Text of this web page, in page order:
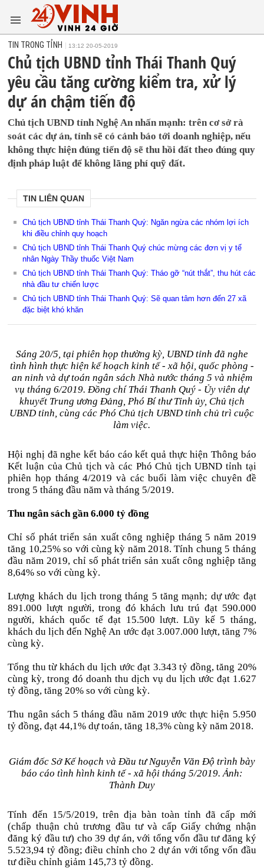
TIN TRONG TỈNH 13:12 20-05-2019
Chủ tịch UBND tỉnh Thái Thanh Quý
yêu cầu tăng cường kiểm tra, xử lý
dự án chậm tiến độ
Chủ tịch UBND tỉnh Nghệ An nhấn mạnh: trên cơ sở rà
soát các dự án, tỉnh sẽ có cảnh báo tới doanh nghiệp, nếu
không thực hiện đúng tiến độ sẽ thu hồi đất theo đúng quy
định pháp luật để không lãng phí quỹ đất.
TIN LIÊN QUAN
Chủ tịch UBND tỉnh Thái Thanh Quý: Ngăn ngừa các nhóm lợi ích
khi điều chỉnh quy hoạch
Chủ tịch UBND tỉnh Thái Thanh Quý chúc mừng các đơn vị y tế
nhân Ngày Thầy thuốc Việt Nam
Chủ tịch UBND tỉnh Thái Thanh Quý: Tháo gỡ “nút thắt”, thu hút các
nhà đầu tư chiến lược
Chủ tịch UBND tỉnh Thái Thanh Quý: Sẽ quan tâm hơn đến 27 xã
đặc biệt khó khăn
Sáng 20/5, tại phiên họp thường kỳ, UBND tỉnh đã nghe
tình hình thực hiện kế hoạch kinh tế - xã hội, quốc phòng -
an ninh và dự toán ngân sách Nhà nước tháng 5 và nhiệm
vụ tháng 6/2019. Đồng chí Thái Thanh Quý - Ủy viên dự
khuyết Trung ương Đảng, Phó Bí thư Tỉnh ủy, Chủ tịch
UBND tỉnh, cùng các Phó Chủ tịch UBND tỉnh chủ trì cuộc
làm việc.
Hội nghị đã nghe kết báo cáo kết quả thực hiện Thông báo
Kết luận của Chủ tịch và các Phó Chủ tịch UBND tỉnh tại
phiên họp tháng 4/2019 và các buổi làm việc chuyên đề
trong 5 tháng đầu năm và tháng 5/2019.
Thu ngân sách gần 6.000 tỷ đồng
Chỉ số phát triển sản xuất công nghiệp tháng 5 năm 2019
tăng 10,25% so với cùng kỳ năm 2018. Tính chung 5 tháng
đầu năm 2019, chỉ số phát triển sản xuất công nghiệp tăng
8,64% so với cùng kỳ.
Lượng khách du lịch trong tháng 5 tăng mạnh; dự ước đạt
891.000 lượt người, trong đó khách lưu trú đạt 590.000
người, khách quốc tế đạt 15.500 lượt. Lũy kế 5 tháng,
khách du lịch đến Nghệ An ước đạt 3.007.000 lượt, tăng 7%
cùng kỳ.
Tổng thu từ khách du lịch ước đạt 3.343 tỷ đồng, tăng 20%
cùng kỳ, trong đó doanh thu dịch vụ du lịch ước đạt 1.627
tỷ đồng, tăng 20% so với cùng kỳ.
Thu ngân sách 5 tháng đầu năm 2019 ước thực hiện 5.950
tỷ đồng, đạt 44,1% dự toán, tăng 18,3% cùng kỳ năm 2018.
Giám đốc Sở Kế hoạch và Đầu tư Nguyễn Văn Độ trình bày
báo cáo tình hình kinh tế - xã hội tháng 5/2019. Ảnh:
Thành Duy
Tính đến 15/5/2019, trên địa bàn toàn tỉnh đã cấp mới
(chấp thuận chủ trương đầu tư và cấp Giấy chứng nhận
đăng ký đầu tư) cho 39 dự án, với tổng vốn đầu tư đăng ký
5.523,94 tỷ đồng; điều chỉnh cho 2 dự án với tổng vốn đầu
tư điều chỉnh giảm 145,73 tỷ đồng.